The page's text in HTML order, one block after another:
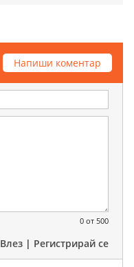
Напиши коментар
0 от 500
Влез | Регистрирай се